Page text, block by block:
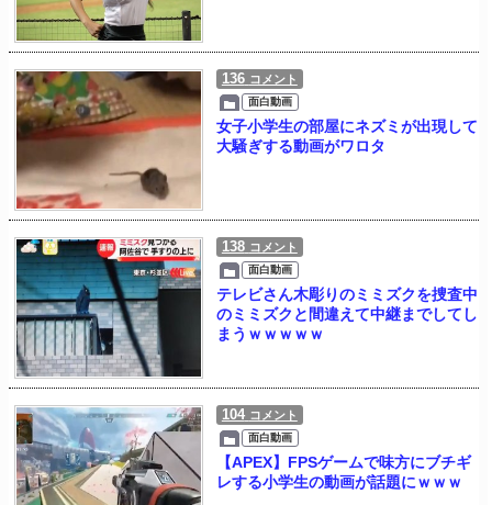
136 コメント
面白動画
女子小学生の部屋にネズミが出現して
大騒ぎする動画がワロタ
138 コメント
面白動画
テレビさん木彫りのミミズクを捜査中
のミミズクと間違えて中継までしてし
まうｗｗｗｗｗ
104 コメント
面白動画
【APEX】FPSゲームで味方にブチギ
レする小学生の動画が話題にｗｗｗ